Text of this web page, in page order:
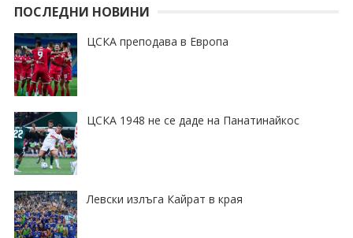
ПОСЛЕДНИ НОВИНИ
ЦСКА преподава в Европа
ЦСКА 1948 не се даде на Панатинайкос
Левски излъга Кайрат в края